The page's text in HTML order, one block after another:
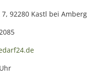
92280 Kastl bei Amberg